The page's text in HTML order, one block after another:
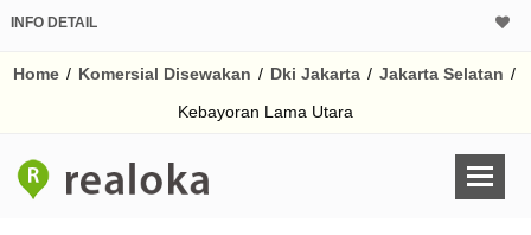
INFO DETAIL
Home / Komersial Disewakan / Dki Jakarta / Jakarta Selatan /
Kebayoran Lama Utara